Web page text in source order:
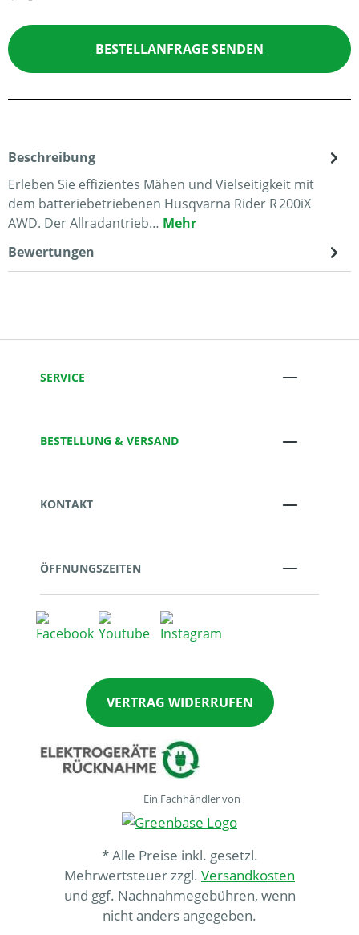
BESTELLANFRAGE SENDEN
Beschreibung
Erleben Sie effizientes Mähen und Vielseitigkeit mit
dem batteriebetriebenen Husqvarna Rider R 200iX
AWD. Der Allradantrieb… Mehr
Bewertungen
SERVICE
BESTELLUNG & VERSAND
KONTAKT
ÖFFNUNGSZEITEN
VERTRAG WIDERRUFEN
Ein Fachhändler von
* Alle Preise inkl. gesetzl.
Mehrwertsteuer zzgl. Versandkosten
und ggf. Nachnahmegebühren, wenn
nicht anders angegeben.